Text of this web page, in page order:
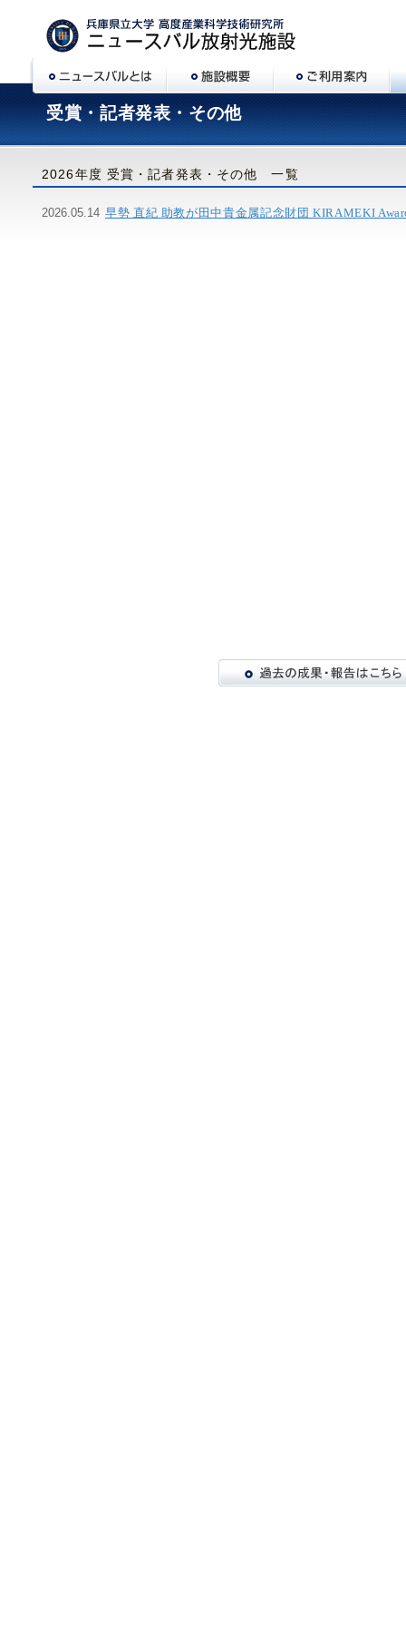
受賞・記者発表・その他
2026年度 受賞・記者発表・その他 一覧
2026.05.14早勢 直紀 助教が田中貴金属記念財団 KIRAMEKI